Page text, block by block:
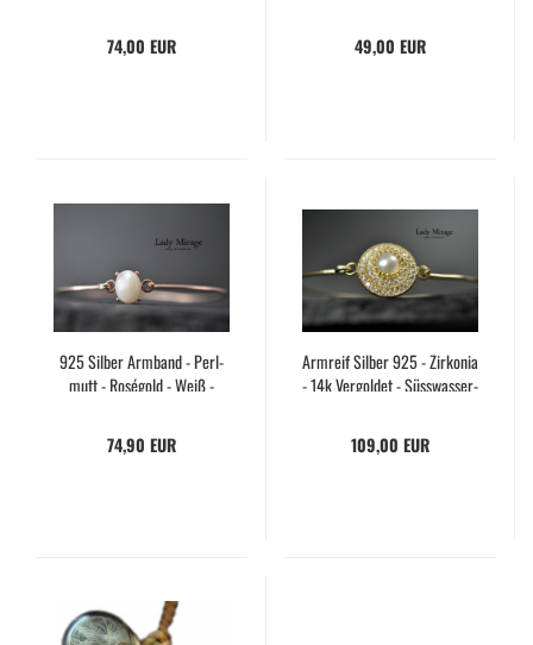
los - Cameo - Braut­schmuck
- Hand­ma­de - Ge­schenk für
74,00 EUR
- Krone - Zir­ko­nia Dia­mant -
Hand­ma­de gift Per­so­na­li­zed
49,00 EUR
925 Sil­ber Arm­band - Perl­
mutt - Roségold - Weiß -
dern - Gift for her - Hand­ge­
mach­ter Schmuck - Ge­
74,90 EUR
Arm­reif Sil­ber 925 - Zir­ko­nia
- 14k Ver­gol­det - Süss­was­ser­
schmuck Damen - Hand­ma­de
- Gift - Ge­schenk Weih­nach­
109,00 EUR